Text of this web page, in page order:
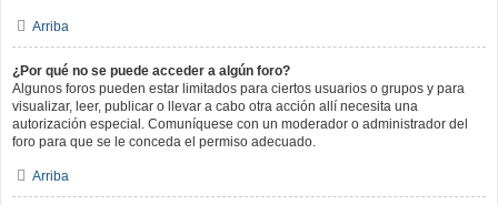
Arriba
¿Por qué no se puede acceder a algún foro?
Algunos foros pueden estar limitados para ciertos usuarios o grupos y para
visualizar, leer, publicar o llevar a cabo otra acción allí necesita una
autorización especial. Comuníquese con un moderador o administrador del
foro para que se le conceda el permiso adecuado.
Arriba